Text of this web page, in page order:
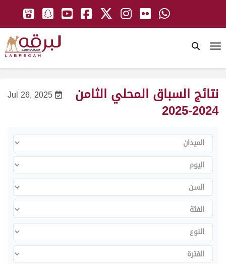
Jul 26, 2025 نتائج السباق المحلي الثامن
2024-2025
الميدان
اليوم
السن
الفئة
النوع
الفترة